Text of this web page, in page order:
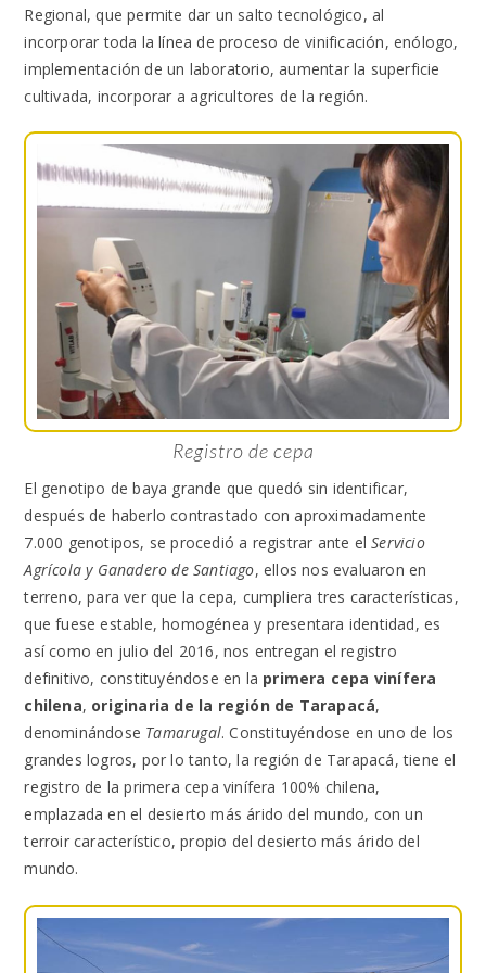
Regional, que permite dar un salto tecnológico, al
incorporar toda la línea de proceso de vinificación, enólogo,
implementación de un laboratorio, aumentar la superficie
cultivada, incorporar a agricultores de la región.
Registro de cepa
El genotipo de baya grande que quedó sin identificar,
después de haberlo contrastado con aproximadamente
7.000 genotipos, se procedió a registrar ante elServicio
Agrícola y Ganadero de Santiago, ellos nos evaluaron en
terreno, para ver que la cepa, cumpliera tres características,
que fuese estable, homogénea y presentara identidad, es
así como en julio del 2016, nos entregan el registro
definitivo, constituyéndose en la primera cepa vinífera
chilena, originaria de la región de Tarapacá,
denominándose Tamarugal. Constituyéndose en uno de los
grandes logros, por lo tanto, la región de Tarapacá, tiene el
registro de la primera cepa vinífera 100% chilena,
emplazada en el desierto más árido del mundo, con un
terroir característico, propio del desierto más árido del
mundo.